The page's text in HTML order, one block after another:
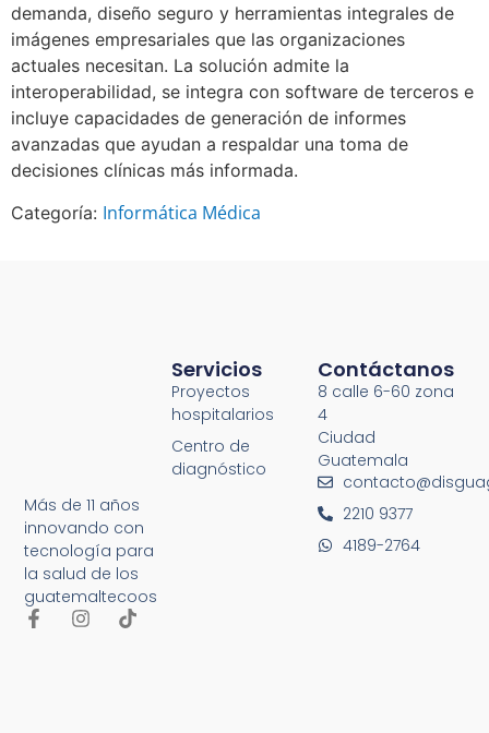
demanda, diseño seguro y herramientas integrales de
imágenes empresariales que las organizaciones
actuales necesitan. La solución admite la
interoperabilidad, se integra con software de terceros e
incluye capacidades de generación de informes
avanzadas que ayudan a respaldar una toma de
decisiones clínicas más informada.
Categoría: Informática Médica
Más de 11 años
innovando con
tecnología para
la salud de los
guatemaltecoos
Servicios
Proyectos
hospitalarios
Centro de
diagnóstico
Contáctanos
8 calle 6-60 zona
4
Ciudad
Guatemala
2210 9377
4189-2764